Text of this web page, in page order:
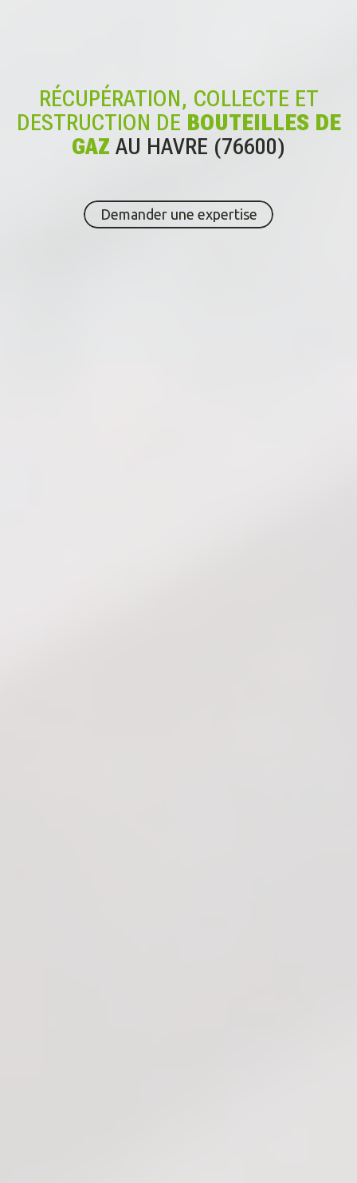
RÉCUPÉRATION, COLLECTE ET
DESTRUCTION DE BOUTEILLES DE
GAZ AU HAVRE (76600)
Demander une expertise